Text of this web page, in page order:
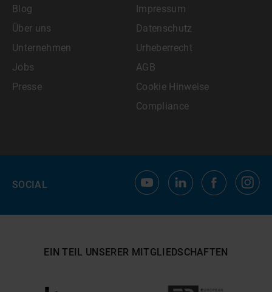
Blog
Über uns
Unternehmen
Jobs
Presse
Impressum
Datenschutz
Urheberrecht
AGB
Cookie Hinweise
Compliance
SOCIAL
EIN TEIL UNSERER MITGLIEDSCHAFTEN